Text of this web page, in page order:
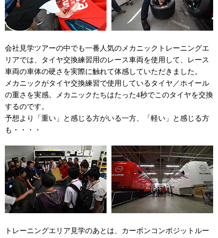
会社見学ツアーの中でも一番人気のメカニックトレーニングエ
リアでは、タイヤ交換練習用のレース車両を使用して、レース
車両の車体の硬さを実際に触れて体感していただきました。
メカニックがタイヤ交換練習で使用しているタイヤ／ホイール
の重さを実感。メカニックたちはたった4秒でこのタイヤを交換
するのです。
予想より「重い」と感じる方がいる一方、「軽い」と感じる方
も・・・・
トレーニングエリア見学のあとは、カーボンコンポジットルー